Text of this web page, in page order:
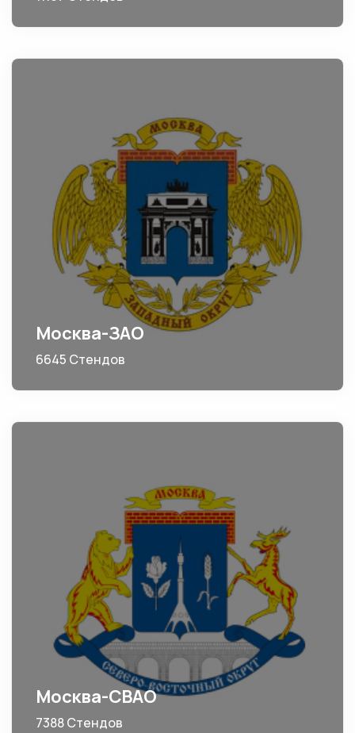
Москва-ЗАО
6645 Стендов
Москва-СВАО
7388 Стендов